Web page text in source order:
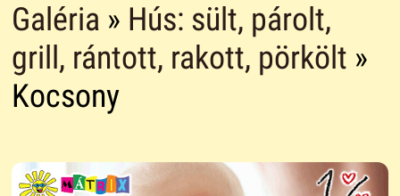
Galéria » Hús: sült, párolt,
grill, rántott, rakott, pörkölt »
Kocsony